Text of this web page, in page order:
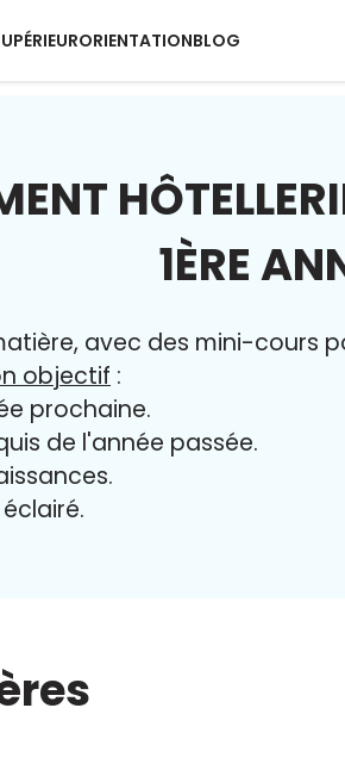
ORIENTATIONBLOG
1ÈRE
avec des mini-cours
objectif :
prochaine.
de l'année passée.